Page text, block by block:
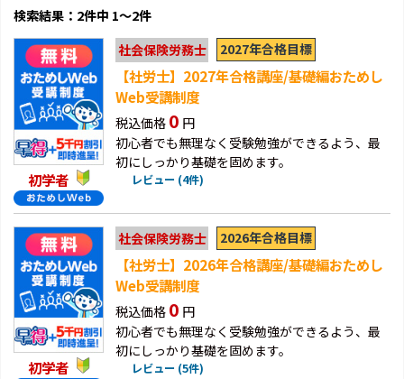
検索結果：2件中 1～2件
初学者
社会保険労務士 2027年合格目標
【社労士】2027年合格講座/基礎編おためし
Web受講制度
税込価格 0 円
初心者でも無理なく受験勉強ができるよう、最
初にしっかり基礎を固めます。
レビュー (4件)
初学者
社会保険労務士 2026年合格目標
【社労士】2026年合格講座/基礎編おためし
Web受講制度
税込価格 0 円
初心者でも無理なく受験勉強ができるよう、最
初にしっかり基礎を固めます。
レビュー (5件)